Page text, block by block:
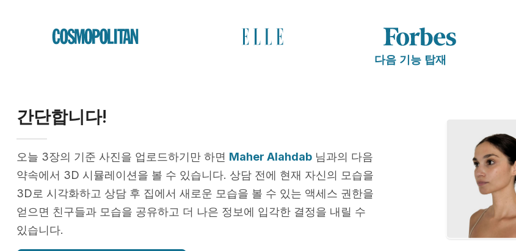
다음 기능 탑재
간단합니다!
오늘 3장의 기준 사진을 업로드하기만 하면 Maher Alahdab 님과의 다음
약속에서 3D 시뮬레이션을 볼 수 있습니다. 상담 전에 현재 자신의 모습을
3D로 시각화하고 상담 후 집에서 새로운 모습을 볼 수 있는 액세스 권한을
얻으면 친구들과 모습을 공유하고 더 나은 정보에 입각한 결정을 내릴 수
있습니다.